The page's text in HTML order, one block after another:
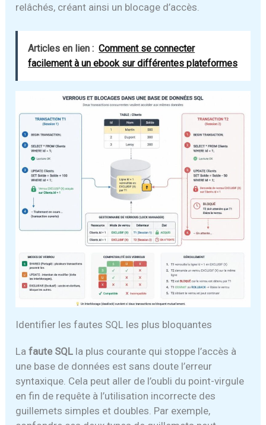
relâchés, créant ainsi un blocage d’accès.
Articles en lien : Comment se connecter
facilement à un ebook sur différentes plateformes
Identifier les fautes SQL les plus bloquantes
Lafaute SQL la plus courante qui stoppe l’accès à
une base de données est sans doute l’erreur
syntaxique. Cela peut aller de l’oubli du point-virgule
en fin de requête à l’utilisation incorrecte des
guillemets simples et doubles. Par exemple,